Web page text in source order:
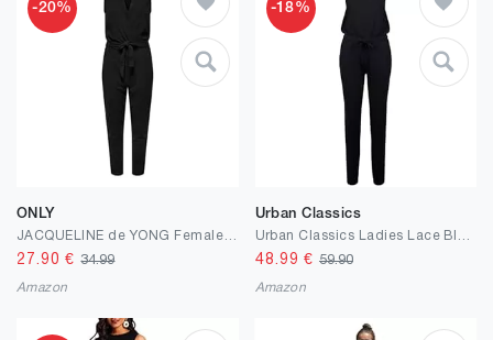
-20%
ONLY
27.90 €34.99
Amazon
-18%
Urban Classics
48.99 € 59.90
Amazon